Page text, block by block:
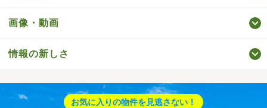
画像・動画
情報の新しさ
お気に入りの物件を見逃さない！